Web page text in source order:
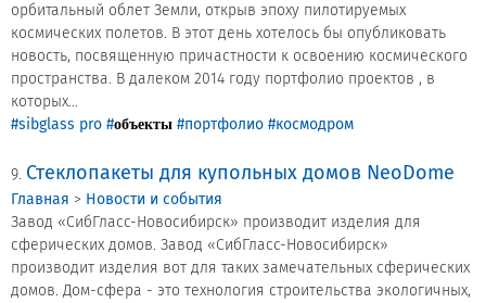
орбитальный облет Земли, открыв эпоху пилотируемых
космических полетов. В этот день хотелось бы опубликовать
новость, посвященную причастности к освоению космического
пространства. В далеком 2014 году портфолио проектов , в
которых...
#sibglass pro #объекты #портфолио #космодром
9. Стеклопакеты для купольных домов NeoDome
Главная > Новости и события
Завод «СибГласс-Новосибирск» производит изделия для
сферических домов. Завод «СибГласс-Новосибирск»
производит изделия вот для таких замечательных сферических
домов. Дом-сфера - это технология строительства экологичных,